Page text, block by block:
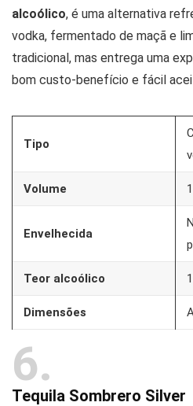
alcoólico, é uma alternativa
vodka, fermentado de maçã e
tradicional, mas entrega uma
bom custo-benefício e fácil
Tipo
Volume
Envelhecida
Teor alcoólico
Dimensões
6
Tequila Sombrero Silver